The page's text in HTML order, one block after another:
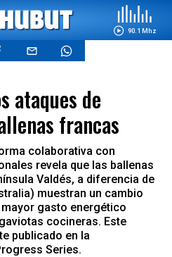
90.1 Mhz
ataques de
francas
colaborativa con
revela que las ballenas
Valdés, a diferencia de
muestran un cambio
gasto energético
cocineras. Este
publicado en la
Series.